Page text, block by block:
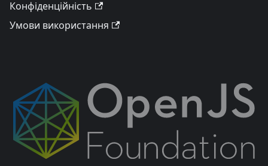
Конфіденційність
Умови використання